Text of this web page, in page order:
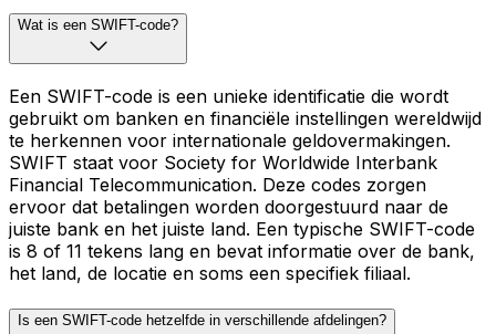
Wat is een SWIFT-code?
Een SWIFT-code is een unieke identificatie die wordt
gebruikt om banken en financiële instellingen wereldwijd
te herkennen voor internationale geldovermakingen.
SWIFT staat voor Society for Worldwide Interbank
Financial Telecommunication. Deze codes zorgen
ervoor dat betalingen worden doorgestuurd naar de
juiste bank en het juiste land. Een typische SWIFT-code
is 8 of 11 tekens lang en bevat informatie over de bank,
het land, de locatie en soms een specifiek filiaal.
Is een SWIFT-code hetzelfde in verschillende afdelingen?